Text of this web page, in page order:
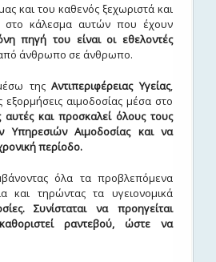
και του καθενός ξεχωριστά και
στο κάλεσμα αυτών που έχουν
πηγή του είναι οι εθελοντές
από άνθρωπο σε άνθρωπο.
τηςΑντιπεριφέρειας Υγείας,
εξορμήσεις αιμοδοσίας μέσα στο
αυτές και προσκαλεί όλους τους
Υπηρεσιών Αιμοδοσίας και να
περίοδο.
όλα τα προβλεπόμενα
τηρώντας τα υγειονομικά
Συνίσταται να προηγείται
ραντεβού, ώστε να